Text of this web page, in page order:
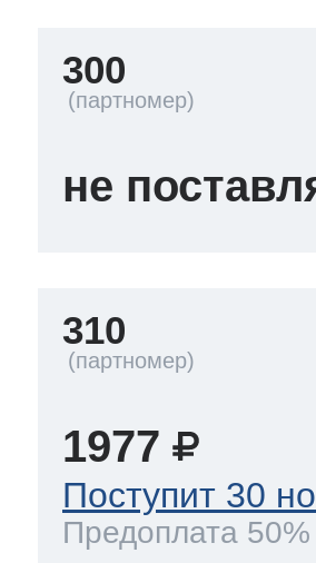
300
не
310
1977
Поступит 30
Предоплата 50%